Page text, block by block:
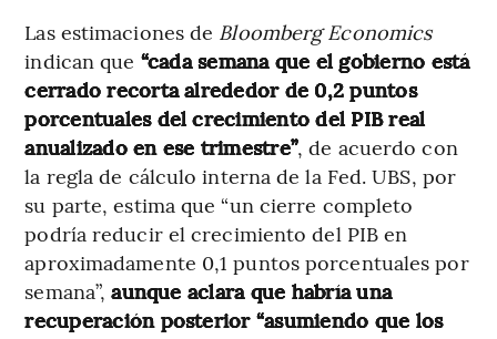
Las estimaciones de Bloomberg Economics
indican que “cada semana que el gobierno está
cerrado recorta alrededor de 0,2 puntos
porcentuales del crecimiento del PIB real
anualizado en ese trimestre”, de acuerdo con
la regla de cálculo interna de la Fed. UBS, por
su parte, estima que “un cierre completo
podría reducir el crecimiento del PIB en
aproximadamente 0,1 puntos porcentuales por
semana”,aunque aclara que habría una
recuperación posterior “asumiendo que los